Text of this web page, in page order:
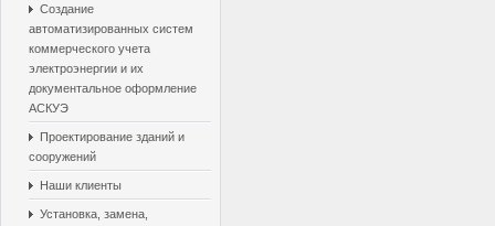
Создание
автоматизированных систем
коммерческого учета
электроэнергии и их
документальное оформление
АСКУЭ
Проектирование зданий и
сооружений
Наши клиенты
Установка, замена,